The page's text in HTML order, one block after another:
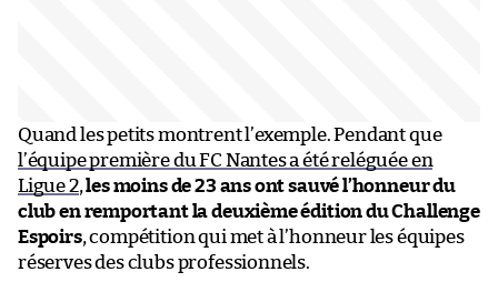
Quand les petits montrent l’exemple. Pendant que
l’équipe première du FC Nantes a été reléguée en
Ligue 2,les moins de 23 ans ont sauvé l’honneur du
club en remportant la deuxième édition du Challenge
Espoirs, compétition qui met à l’honneur les équipes
réserves des clubs professionnels.